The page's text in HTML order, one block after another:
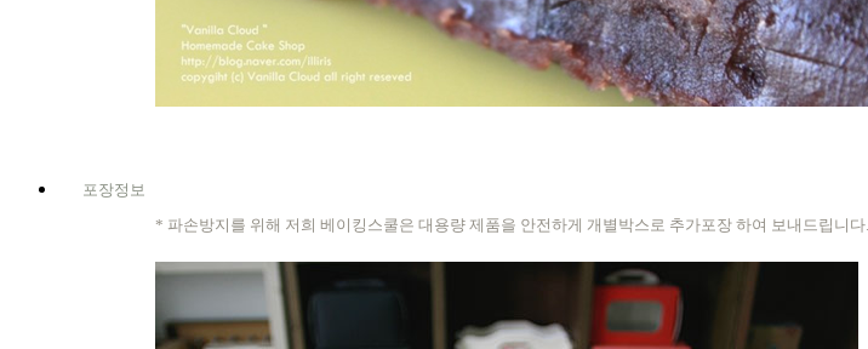
포장정보
* 파손방지를 위해 저희 베이킹스쿨은 대용량 제품을 안전하게 개별박스로 추가포장 하여 보내드립니다.